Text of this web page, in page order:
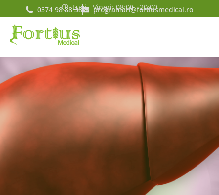
Luni - Vineri: 08:00 - 20:00
0374 98 88 38 programari@fortiusmedical.ro